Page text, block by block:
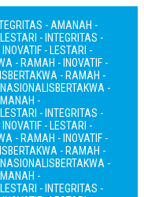
- AMANAH -
- INTEGRITAS -
- LESTARI -
- RAMAH - INOVATIF -
BERTAKWA - RAMAH -
BERTAKWA -
-
- INTEGRITAS -
- LESTARI -
- RAMAH - INOVATIF -
BERTAKWA - RAMAH -
BERTAKWA -
-
- INTEGRITAS -